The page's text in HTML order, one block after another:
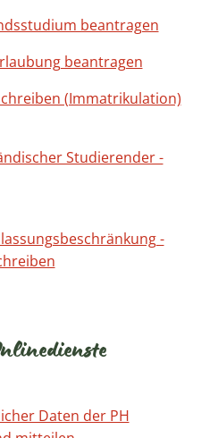
beantragen
beantragen
(Immatrikulation)
Studierender -
-
Daten der PH